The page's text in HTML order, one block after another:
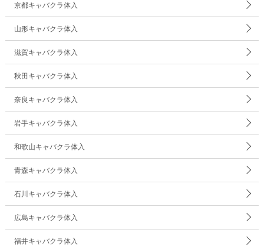
京都キャバクラ体入
山形キャバクラ体入
滋賀キャバクラ体入
秋田キャバクラ体入
奈良キャバクラ体入
岩手キャバクラ体入
和歌山キャバクラ体入
青森キャバクラ体入
石川キャバクラ体入
広島キャバクラ体入
福井キャバクラ体入